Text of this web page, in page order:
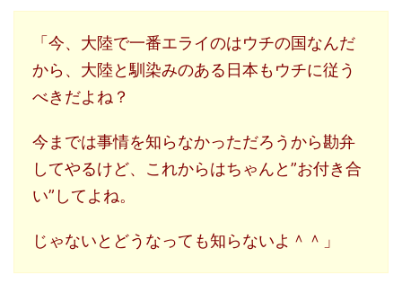
「今、大陸で一番エライのはウチの国なんだ
から、大陸と馴染みのある日本もウチに従う
べきだよね？
今までは事情を知らなかっただろうから勘弁
してやるけど、これからはちゃんと”お付き合
い”してよね。
じゃないとどうなっても知らないよ＾＾」